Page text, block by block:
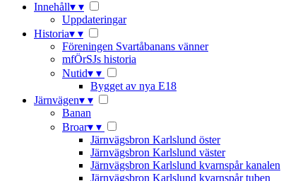
Innehåll▾ ▾
Uppdateringar
Historia▾ ▾
Föreningen Svartåbanans vänner
mfÖrSJs historia
Nutid▾ ▾
Bygget av nya E18
Järnvägen▾ ▾
Banan
Broar▾ ▾
Järnvägsbron Karlslund öster
Järnvägsbron Karlslund väster
Järnvägsbron Karlslund kvarnspår kanalen
Järnvägsbron Karlslund kvarnspår tuben